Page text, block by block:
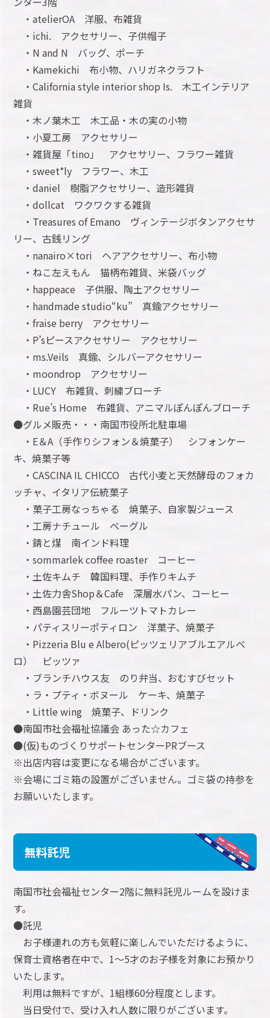
・atelierOA 洋服、布雑貨
・ichi. アクセサリー、子供帽子
・N and N バッグ、ポーチ
・Kamekichi 布小物、ハリガネクラフト
・California style interior shop Is. 木工インテリア
雑貨
・木ノ葉木工 木工品・木の実の小物
・小夏工房 アクセサリー
・雑貨屋「tino」 アクセサリー、フラワー雑貨
・sweet*ly フラワー、木工
・daniel 樹脂アクセサリー、造形雑貨
・dollcat ワクワクする雑貨
・Treasures of Emano ヴィンテージボタンアクセサ
リー、古銭リング
・nanairo×tori ヘアアクセサリー、布小物
・ねこ左えもん 猫柄布雑貨、米袋バッグ
・happeace 子供服、陶土アクセサリー
・handmade studio“ku” 真鍮アクセサリー
・fraise berry アクセサリー
・P’sピースアクセサリー アクセサリー
・ms.Veils 真鍮、シルバーアクセサリー
・moondrop アクセサリー
・LUCY 布雑貨、刺繍ブローチ
・Rue’s Home 布雑貨、アニマルぽんぽんブローチ
●グルメ販売・・・南国市役所北駐車場
・E＆A（手作りシフォン＆焼菓子） シフォンケー
キ、焼菓子等
・CASCINA IL CHICCO 古代小麦と天然酵母のフォカ
ッチャ、イタリア伝統菓子
・菓子工房なっちゃる 焼菓子、自家製ジュース
・工房ナチュール ベーグル
・錆と煤 南インド料理
・sommarlek coffee roaster コーヒー
・土佐キムチ 韓国料理、手作りキムチ
・土佐力舎Shop＆Cafe 深層水パン、コーヒー
・西島園芸団地 フルーツトマトカレー
・パティスリーポティロン 洋菓子、焼菓子
・Pizzeria Blu e Albero(ピッツェリアブルエアルべ
ロ） ピッツァ
・ブランチハウス友 のり弁当、おむすびセット
・ラ・プティ・ボヌール ケーキ、焼菓子
・Little wing 焼菓子、ドリンク
●南国市社会福祉協議会 あった☆カフェ
●(仮)ものづくりサポートセンターPRブース
※出店内容は変更になる場合がございます。
※会場にゴミ箱の設置がございません。ゴミ袋の持参を
お願いいたします。
無料託児
南国市社会福祉センター2階に無料託児ルームを設けま
す。
●託児
お子様連れの方も気軽に楽しんでいただけるように、
保育士資格者在中で、1～5才のお子様を対象にお預かり
いたします。
利用は無料ですが、1組様60分程度とします。
当日受付で、受け入れ人数に限りがございます。